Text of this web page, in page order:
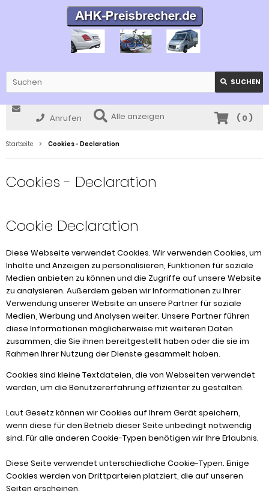
SUCHEN
Anrufen Alle anzeigen ( 0)
Startseite Cookies - Declaration
Cookies - Declaration
Cookie Declaration
Diese Webseite verwendet Cookies. Wir verwenden Cookies, um
Inhalte und Anzeigen zu personalisieren, Funktionen für soziale
Medien anbieten zu können und die Zugriffe auf unsere Website
zu analysieren. Außerdem geben wir Informationen zu Ihrer
Verwendung unserer Website an unsere Partner für soziale
Medien, Werbung und Analysen weiter. Unsere Partner führen
diese Informationen möglicherweise mit weiteren Daten
zusammen, die Sie ihnen bereitgestellt haben oder die sie im
Rahmen Ihrer Nutzung der Dienste gesammelt haben.
Cookies sind kleine Textdateien, die von Webseiten verwendet
werden, um die Benutzererfahrung effizienter zu gestalten.
Laut Gesetz können wir Cookies auf Ihrem Gerät speichern,
wenn diese für den Betrieb dieser Seite unbedingt notwendig
sind. Für alle anderen Cookie-Typen benötigen wir Ihre Erlaubnis.
Diese Seite verwendet unterschiedliche Cookie-Typen. Einige
Cookies werden von Drittparteien platziert, die auf unseren
Seiten erscheinen.